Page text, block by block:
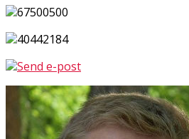
67500500
40442184
Send e-post